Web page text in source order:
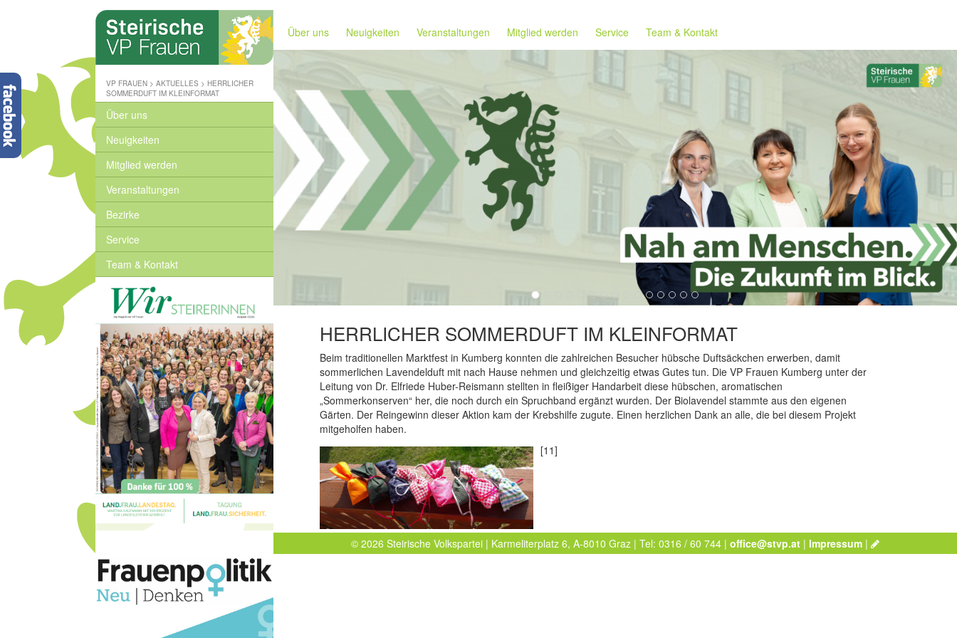
Steirische
Volkspartei
Wo
wir
zuhause
sind
-
www.stvp.at
VP FRAUEN >AKTUELLES > HERRLICHER
SOMMERDUFT IM KLEINFORMAT
Über uns
Neuigkeiten
Mitglied werden
Veranstaltungen
Bezirke
Service
Team & Kontakt
Über uns Neuigkeiten Veranstaltungen Mitglied werden Service Team & Kontakt
HERRLICHER SOMMERDUFT IM KLEINFORMAT
Beim traditionellen Marktfest in Kumberg konnten die zahlreichen Besucher hübsche Duftsäckchen erwerben, damit
sommerlichen Lavendelduft mit nach Hause nehmen und gleichzeitig etwas Gutes tun. Die VP Frauen Kumberg unter der
Leitung von Dr. Elfriede Huber-Reismann stellten in fleißiger Handarbeit diese hübschen, aromatischen
„Sommerkonserven“ her, die noch durch ein Spruchband ergänzt wurden. Der Biolavendel stammte aus den eigenen
Gärten. Der Reingewinn dieser Aktion kam der Krebshilfe zugute. Einen herzlichen Dank an alle, die bei diesem Projekt
mitgeholfen haben.
[11]
© 2026 Steirische Volkspartei | Karmeliterplatz 6, A-8010 Graz | Tel: 0316 / 60 744 |office@stvp.at |Impressum |